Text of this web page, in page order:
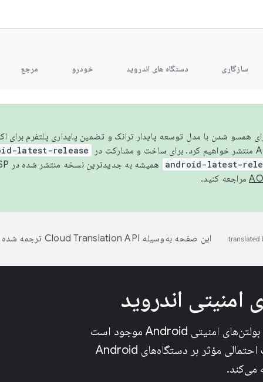
سازگاری دستگاه های اندروید خودرو مرجع
۲۰۲۶، برای همسو شدن با مدل توسعه پایدار ترانک و تضمین پایداری پلتفرم
latest-release
android-latest-
همیشه به جدیدترین نسخه منتشر شده در AOSP ارجاع می‌دهد. برای اطلاعات بیشتر، به
مراجعه کنید.
این صفحه به‌وسیله ترجمه
امنیتی اندروید
این بخش شامل بولتن‌های امنیتی Android موجود است
که برای مشکلات احتمالی مؤثر بر دستگاه‌های Android
می‌کند.